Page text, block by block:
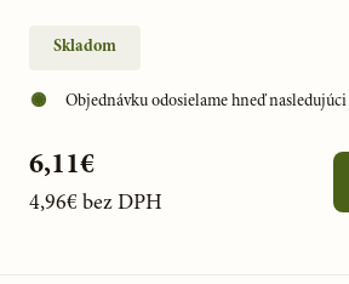
Skladom
Objednávku odosielame hneď
6,11€
4,96€ bez DPH